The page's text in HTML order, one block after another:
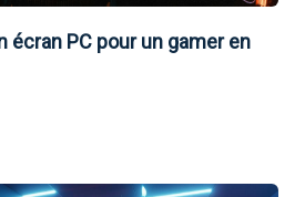
écran PC pour un gamer en